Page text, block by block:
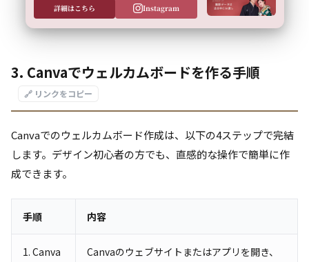
詳細はこちら Instagram
3. Canvaでウェルカムボードを作る手順
🔗 リンクをコピー
Canvaでのウェルカムボード作成は、以下の4ステップで完結
します。デザイン初心者の方でも、直感的な操作で簡単に作
成できます。
手順 内容
1. Canva
Canvaのウェブサイトまたはアプリを開き、